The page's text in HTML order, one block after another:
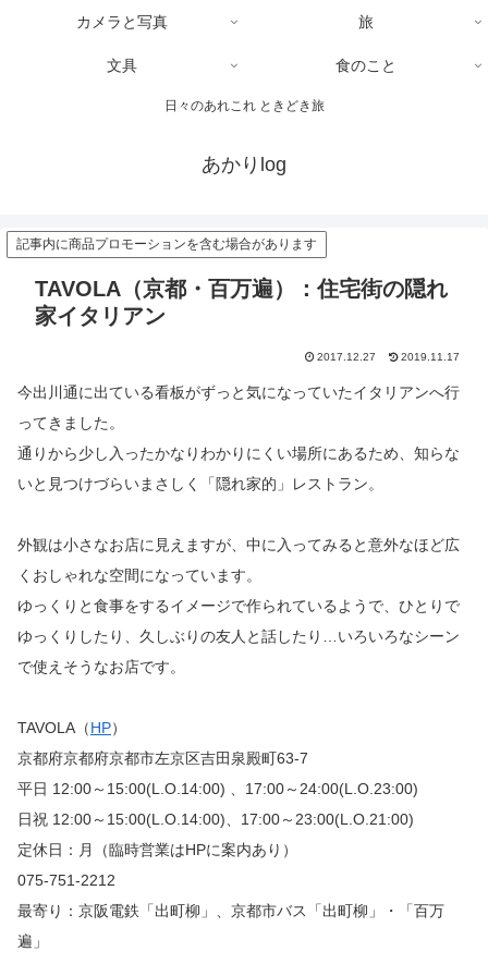
日々のあれこれ ときどき旅
あかりlog
カメラと写真 旅
文具 食のこと
記事内に商品プロモーションを含む場合があります
TAVOLA（京都・百万遍）：住宅街の隠れ
家イタリアン
2017.12.27 2019.11.17
今出川通に出ている看板がずっと気になっていたイタリアンへ行
ってきました。
通りから少し入ったかなりわかりにくい場所にあるため、知らな
いと見つけづらいまさしく「隠れ家的」レストラン。
外観は小さなお店に見えますが、中に入ってみると意外なほど広
くおしゃれな空間になっています。
ゆっくりと食事をするイメージで作られているようで、ひとりで
ゆっくりしたり、久しぶりの友人と話したり…いろいろなシーン
で使えそうなお店です。
TAVOLA（HP）
京都府京都府京都市左京区吉田泉殿町63-7
平日 12:00～15:00(L.O.14:00) 、17:00～24:00(L.O.23:00)
日祝 12:00～15:00(L.O.14:00)、17:00～23:00(L.O.21:00)
定休日：月（臨時営業はHPに案内あり）
075-751-2212
最寄り：京阪電鉄「出町柳」、京都市バス「出町柳」・「百万
遍」